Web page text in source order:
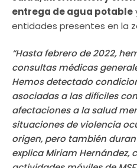
entrega de agua potable
entidades presentes en la
“Hasta febrero de 2022,
consultas médicas
Hemos detectado
asociadas a las difíciles
afectaciones a la salud
situaciones de violencia
origen, pero también
explica Miriam Hernández,